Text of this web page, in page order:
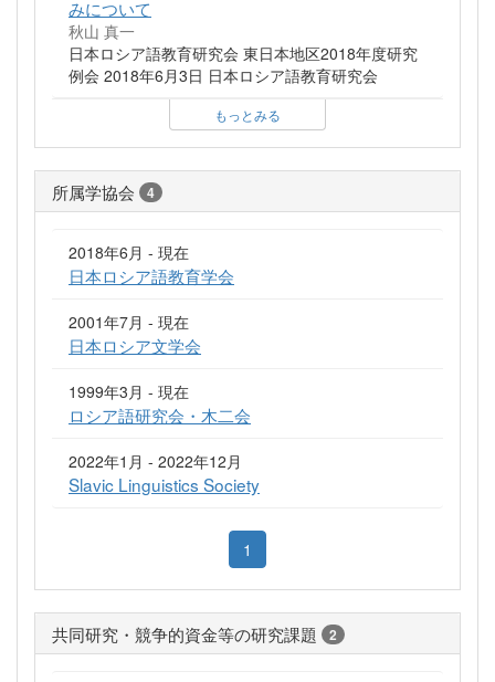
みについて
秋山 真一
日本ロシア語教育研究会 東日本地区2018年度研究
例会 2018年6月3日 日本ロシア語教育研究会
もっとみる
所属学協会 4
2018年6月 - 現在
日本ロシア語教育学会
2001年7月 - 現在
日本ロシア文学会
1999年3月 - 現在
ロシア語研究会・木二会
2022年1月 - 2022年12月
Slavic Linguistics Society
1
共同研究・競争的資金等の研究課題 2